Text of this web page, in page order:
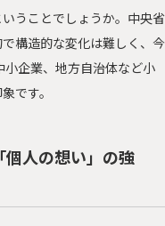
うことでしょうか。中央省
構造的な変化は難しく、今
小企業、地方自治体など小
です。
人の想い」の強